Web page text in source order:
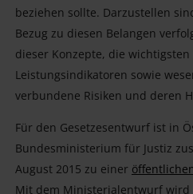
beziehen sollte. Darzustellen
Bezug zu diesen Belangen
dieser Konzepte, die
Leistungsindikatoren sowie
verbundene Risiken und deren
Für den Gesetzesentwurf ist in
Bundesministerium für Justiz
August 2015 zu einer
Mit dem Ministerialentwurf wird